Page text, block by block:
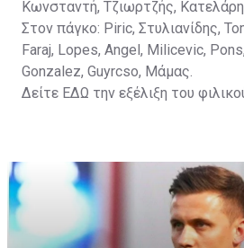
Κωνσταντή, Τζιωρτζής,
Στον πάγκο: Piric, Στυλιανίδης,
Faraj, Lopes, Angel, Milicevic,
Gonzalez, Guyrcso, Μάμας.
Δείτε ΕΔΩ την εξέλιξη του